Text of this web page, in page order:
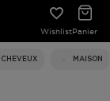
WishlistPanier
CHEVEUX MAISON